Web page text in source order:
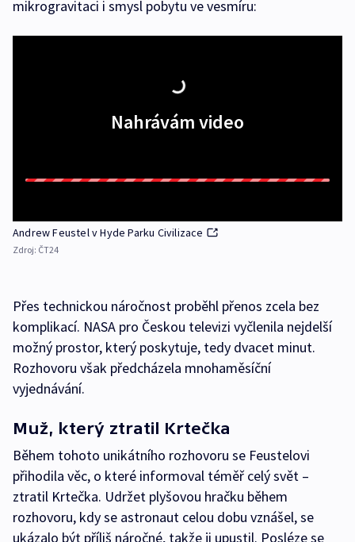
mikrogravitaci i smysl pobytu ve vesmíru:
Nahrávám video
Andrew Feustel v Hyde Parku Civilizace
Zdroj: ČT24
Přes technickou náročnost proběhl přenos zcela bez
komplikací. NASA pro Českou televizi vyčlenila nejdelší
možný prostor, který poskytuje, tedy dvacet minut.
Rozhovoru však předcházela mnohaměsíční
vyjednávání.
Muž, který ztratil Krtečka
Během tohoto unikátního rozhovoru se Feustelovi
přihodila věc, o které informoval téměř celý svět –
ztratil Krtečka. Udržet plyšovou hračku během
rozhovoru, kdy se astronaut celou dobu vznášel, se
ukázalo být příliš náročné, takže ji upustil. Posléze se